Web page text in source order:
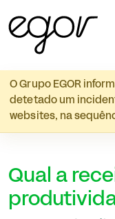
O Grupo EGOR
detetado um
websites, na
que originou o
foram
adicionais de
não identificou, até
de acesso, cópia,
Qual a